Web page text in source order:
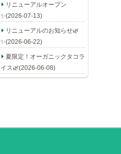
リニューアルオープン
✨(2026-07-13)
リニューアルのお知らせ🌿
✨(2026-06-22)
夏限定！オーガニックタコラ
イス🌿(2026-06-08)